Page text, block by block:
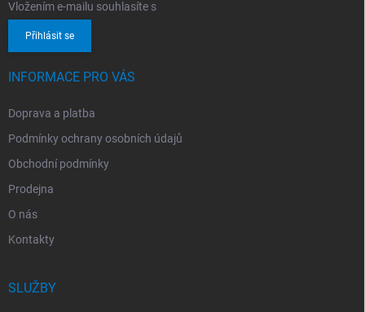
Vložením e-mailu souhlasíte s
Přihlásit se
INFORMACE PRO VÁS
Doprava a platba
Podmínky ochrany osobních údajů
Obchodní podmínky
Prodejna
O nás
Kontakty
SLUŽBY